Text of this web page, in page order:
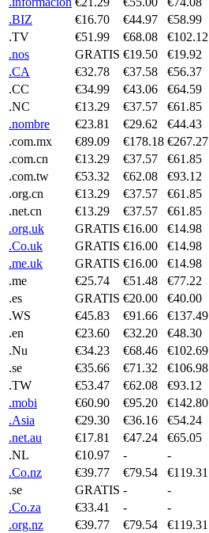
.BIZ
€16.70 €44.97 €58.99
.TV
€51.99 €68.08 €102.12
.nos
GRATIS €19.50 €19.92
.CA
€32.78 €37.58 €56.37
.CC
€34.99 €43.06 €64.59
.NC
€13.29 €37.57 €61.85
.nombre
€23.81 €29.62 €44.43
.com.mx
€89.09 €178.18 €267.27
.com.cn
€13.29 €37.57 €61.85
.com.tw
€53.32 €62.08 €93.12
.org.cn
€13.29 €37.57 €61.85
.net.cn
€13.29 €37.57 €61.85
.org.uk
GRATIS €16.00 €14.98
.Co.uk
GRATIS €16.00 €14.98
.me.uk
GRATIS €16.00 €14.98
.me
€25.74 €51.48 €77.22
.es
GRATIS €20.00 €40.00
.WS
€45.83 €91.66 €137.49
.en
€23.60 €32.20 €48.30
.Nu
€34.23 €68.46 €102.69
.se
€35.66 €71.32 €106.98
.TW
€53.47 €62.08 €93.12
.mobi
€60.90 €95.20 €142.80
.Asia
€29.30 €36.16 €54.24
.net.au
€17.81 €47.24 €65.05
.NL
€10.97 - -
.Co.nz
€39.77 €79.54 €119.31
.se
GRATIS - -
.Co.za
€33.41 - -
.org.nz
€39.77 €79.54 €119.31